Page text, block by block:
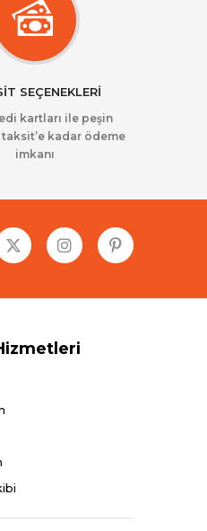
SEÇENEKLERİ
kartları ile peşin
taksit’e kadar ödeme
imkanı